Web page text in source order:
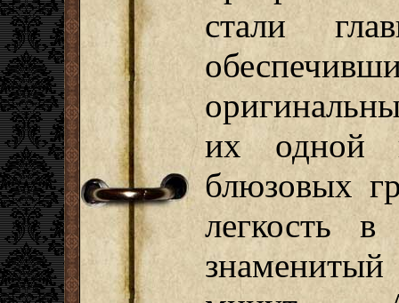
стали
их одной
блюзовых
легкость